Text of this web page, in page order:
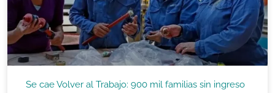
Se cae Volver al Trabajo: 900 mil familias sin ingreso